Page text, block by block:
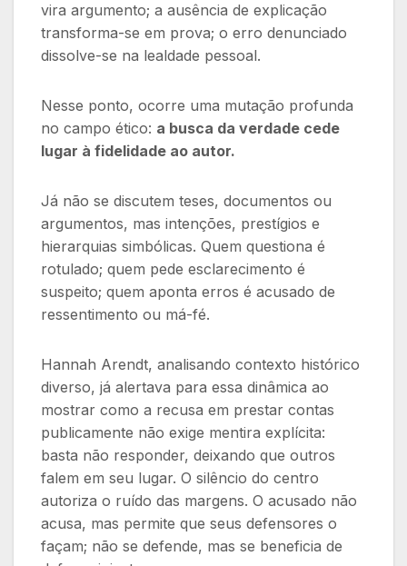
vira argumento; a ausência de explicação
transforma-se em prova; o erro denunciado
dissolve-se na lealdade pessoal.
Nesse ponto, ocorre uma mutação profunda
no campo ético: a busca da verdade cede
lugar à fidelidade ao autor.
Já não se discutem teses, documentos ou
argumentos, mas intenções, prestígios e
hierarquias simbólicas. Quem questiona é
rotulado; quem pede esclarecimento é
suspeito; quem aponta erros é acusado de
ressentimento ou má-fé.
Hannah Arendt, analisando contexto histórico
diverso, já alertava para essa dinâmica ao
mostrar como a recusa em prestar contas
publicamente não exige mentira explícita:
basta não responder, deixando que outros
falem em seu lugar. O silêncio do centro
autoriza o ruído das margens. O acusado não
acusa, mas permite que seus defensores o
façam; não se defende, mas se beneficia de